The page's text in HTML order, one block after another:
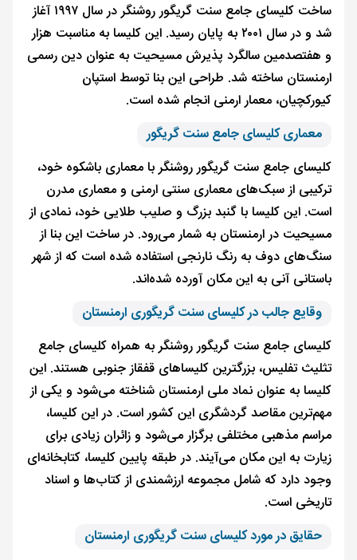
ساخت کلیسای جامع سنت گریگور روشنگر در سال ۱۹۹۷ آغاز
شد و در سال ۲۰۰۱ به پایان رسید. این کلیسا به مناسبت هزار
و هفتصدمین سالگرد پذیرش مسیحیت به عنوان دین رسمی
ارمنستان ساخته شد. طراحی این بنا توسط استپان
کیورکچیان، معمار ارمنی انجام شده است.
معماری کلیسای جامع سنت گریگور
کلیسای جامع سنت گریگور روشنگر با معماری باشکوه خود،
ترکیبی از سبک‌های معماری سنتی ارمنی و معماری مدرن
است. این کلیسا با گنبد بزرگ و صلیب طلایی خود، نمادی از
مسیحیت در ارمنستان به شمار می‌رود. در ساخت این بنا از
سنگ‌های دوف به رنگ نارنجی استفاده شده است که از شهر
باستانی آنی به این مکان آورده شده‌اند.
وقایع جالب در کلیسای سنت گریگوری ارمنستان
کلیسای جامع سنت گریگور روشنگر به همراه کلیسای جامع
تثلیث تفلیس، بزرگترین کلیساهای قفقاز جنوبی هستند. این
کلیسا به عنوان نماد ملی ارمنستان شناخته می‌شود و یکی از
مهم‌ترین مقاصد گردشگری این کشور است. در این کلیسا،
مراسم مذهبی مختلفی برگزار می‌شود و زائران زیادی برای
زیارت به این مکان می‌آیند. در طبقه پایین کلیسا، کتابخانه‌ای
وجود دارد که شامل مجموعه ارزشمندی از کتاب‌ها و اسناد
تاریخی است.
حقایق در مورد کلیسای سنت گریگوری ارمنستان